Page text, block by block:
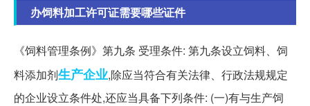
办饲料加工许可证需要哪些证件
《饲料管理条例》第九条 受理条件: 第九条设立饲料、饲
料添加剂生产企业,除应当符合有关法律、行政法规规定
的企业设立条件处,还应当具备下列条件: (一)有与生产饲